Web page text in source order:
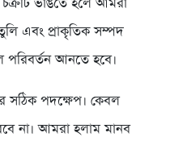
এবং প্রাকৃতিক সম্পদ
পরিবর্তন আনতে হবে।
সঠিক পদক্ষেপ। কেবল
না। আমরা হলাম মানব